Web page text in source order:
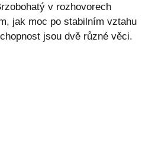
v rozhovorech
jak moc po stabilním vztahu
jsou dvě různé věci.